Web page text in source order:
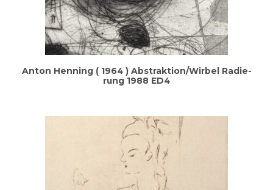
Anton Hen­ning ( 1964 ) Abstraktion/Wirbel Radie­
rung 1988 ED4